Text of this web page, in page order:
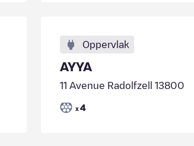
Oppervlak
AYYA
11 Avenue Radolfzell 13800
x 4